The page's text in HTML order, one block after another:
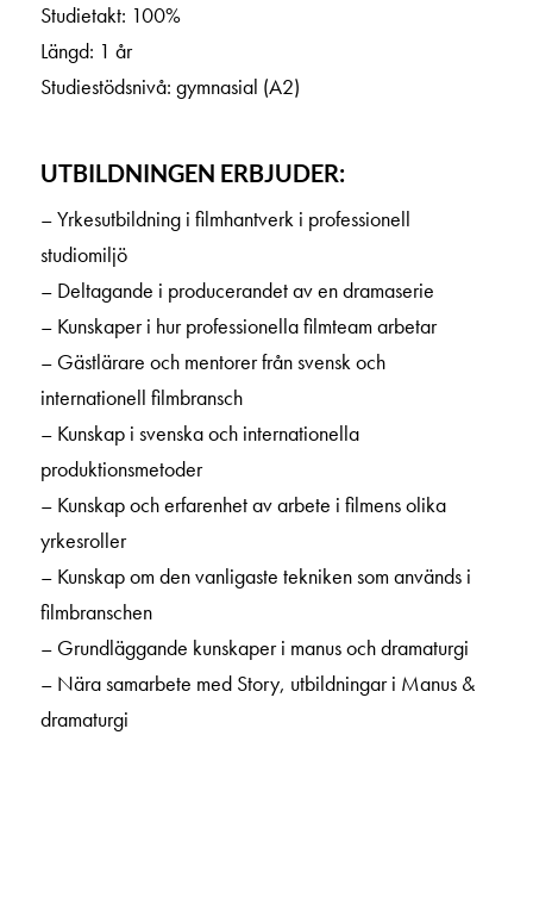
Studietakt: 100%
Längd: 1 år
Studiestödsnivå: gymnasial (A2)
UTBILDNINGEN ERBJUDER:
– Yrkesutbildning i filmhantverk i professionell
studiomiljö
– Deltagande i producerandet av en dramaserie
– Kunskaper i hur professionella filmteam arbetar
– Gästlärare och mentorer från svensk och
internationell filmbransch
– Kunskap i svenska och internationella
produktionsmetoder
– Kunskap och erfarenhet av arbete i filmens olika
yrkesroller
– Kunskap om den vanligaste tekniken som används i
filmbranschen
– Grundläggande kunskaper i manus och dramaturgi
– Nära samarbete med Story, utbildningar i Manus &
dramaturgi